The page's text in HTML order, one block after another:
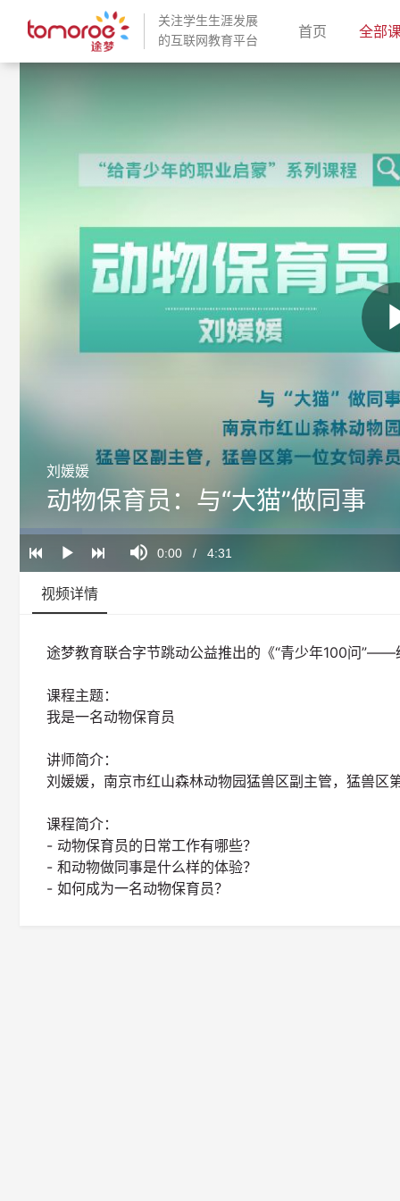
关注学生生涯发展
的互联网教育平台
首页(current)
全部
Play
Current
0:00 / Duration
4:31
Loaded:
0%
Progress:
0%
刘媛媛
动物保育员：与“大猫”做同事
视频详情
途梦教育联合字节跳动公益推出的《“青少年100问”——
课程主题：
我是一名动物保育员
讲师简介：
刘媛媛，南京市红山森林动物园猛兽区副主管，猛兽区
课程简介：
- 动物保育员的日常工作有哪些？
- 和动物做同事是什么样的体验？
- 如何成为一名动物保育员？